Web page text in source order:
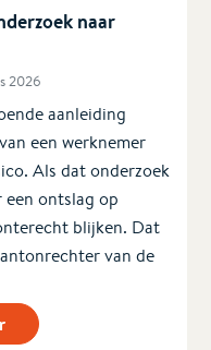
naar
2026
aanleiding
een werknemer
Als dat onderzoek
ontslag op
blijken. Dat
van de